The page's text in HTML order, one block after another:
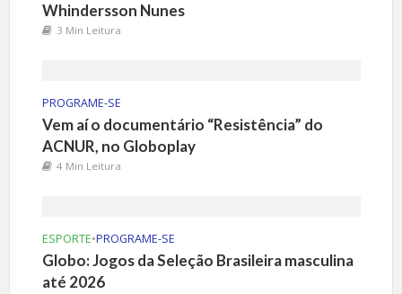
Whindersson Nunes
3 Min Leitura
PROGRAME-SE
Vem aí o documentário “Resistência” do
ACNUR, no Globoplay
4 Min Leitura
ESPORTE•PROGRAME-SE
Globo: Jogos da Seleção Brasileira masculina
até 2026